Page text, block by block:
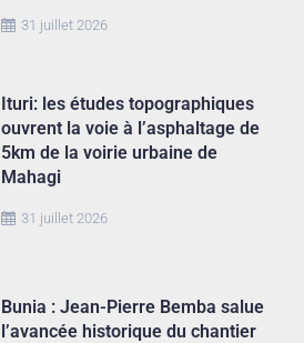
31 juillet 2026
31 juillet 2026
Ituri: les études topographiques
ouvrent la voie à l’asphaltage de
5km de la voirie urbaine de
Mahagi
Bunia : Jean-Pierre Bemba salue
l’avancée historique du chantier